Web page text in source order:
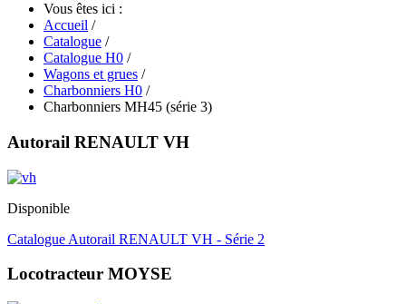
Vous êtes ici :
Accueil /
Catalogue /
Catalogue H0 /
Wagons et grues /
Charbonniers H0 /
Charbonniers MH45 (série 3)
Autorail RENAULT VH
Disponible
Catalogue Autorail RENAULT VH - Série 2
Locotracteur MOYSE